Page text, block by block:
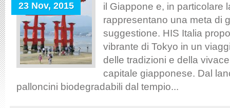
23 Nov, 2015
il Giappone e, in particolare
rappresentano una meta di
suggestione. HIS Italia
vibrante di Tokyo in un
delle tradizioni e della
capitale giapponese. Dal
palloncini biodegradabili dal tempio...